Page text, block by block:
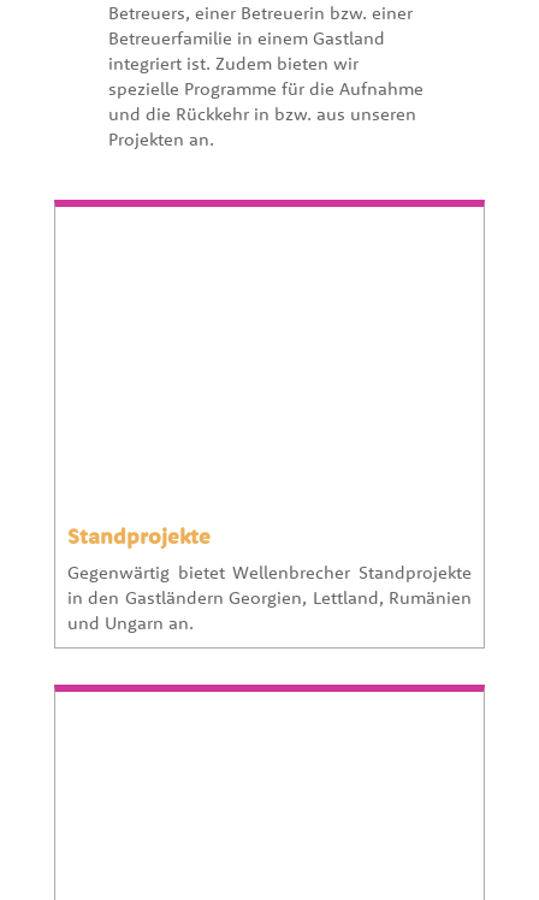
Betreuers, einer Betreuerin bzw. einer
Betreuerfamilie in einem Gastland
integriert ist. Zudem bieten wir
spezielle Programme für die Aufnahme
und die Rückkehr in bzw. aus unseren
Projekten an.
Standprojekte
Gegenwärtig bietet Wellenbrecher Standprojekte
in den Gastländern Georgien, Lettland, Rumänien
und Ungarn an.